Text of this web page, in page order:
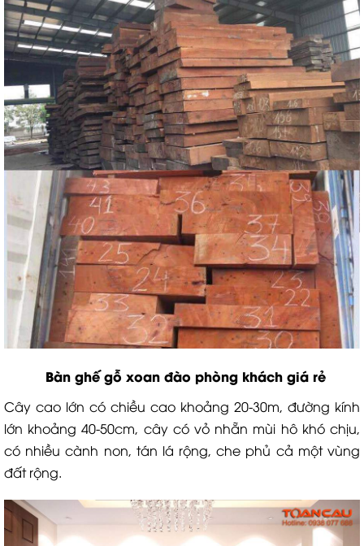
Bàn ghế gỗ xoan đào phòng khách giá rẻ
Cây cao lớn có chiều cao khoảng 20-30m, đường kính
lớn khoảng 40-50cm, cây có vỏ nhẵn mùi hô khó chịu,
có nhiều cành non, tán lá rộng, che phủ cả một vùng
đất rộng.